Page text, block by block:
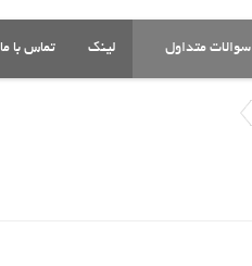
سوالات متداول لینک تماس با ما